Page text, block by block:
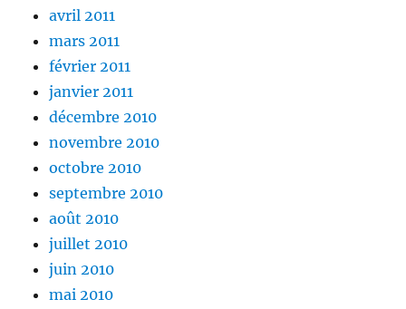
avril 2011
mars 2011
février 2011
janvier 2011
décembre 2010
novembre 2010
octobre 2010
septembre 2010
août 2010
juillet 2010
juin 2010
mai 2010